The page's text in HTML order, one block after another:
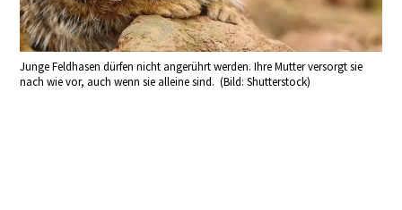
Junge Feldhasen dürfen nicht angerührt werden. Ihre Mutter versorgt sie
nach wie vor, auch wenn sie alleine sind. (Bild: Shutterstock)